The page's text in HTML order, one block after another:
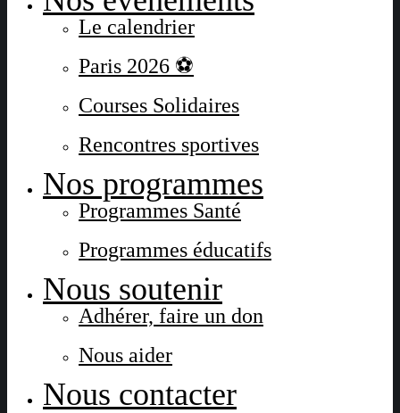
Le calendrier
Paris 2026 ⚽
Courses Solidaires
Rencontres sportives
Nos programmes
Programmes Santé
Programmes éducatifs
Nous soutenir
Adhérer, faire un don
Nous aider
Nous contacter